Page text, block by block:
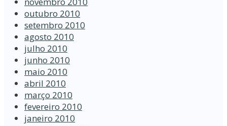
outubro 2010
setembro 2010
agosto 2010
julho 2010
junho 2010
maio 2010
abril 2010
março 2010
fevereiro 2010
janeiro 2010